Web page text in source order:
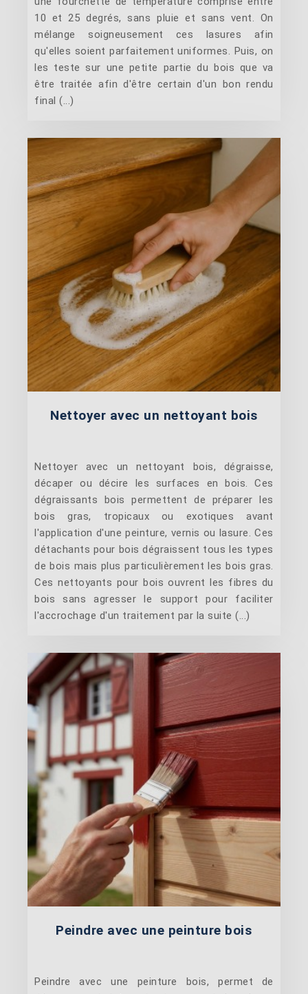
10 et 25 degrés, sans pluie et sans vent. On
mélange soigneusement ces lasures afin
qu'elles soient parfaitement uniformes. Puis, on
les teste sur une petite partie du bois que va
être traitée afin d'être certain d'un bon rendu
final (...)
Nettoyer avec un nettoyant bois
Nettoyer avec un nettoyant bois, dégraisse,
décaper ou décire les surfaces en bois. Ces
dégraissants bois permettent de préparer les
bois gras, tropicaux ou exotiques avant
l'application d'une peinture, vernis ou lasure. Ces
détachants pour bois dégraissent tous les types
de bois mais plus particulièrement les bois gras.
Ces nettoyants pour bois ouvrent les fibres du
bois sans agresser le support pour faciliter
l'accrochage d'un traitement par la suite (...)
Peindre avec une peinture bois
Peindre avec une peinture bois, permet de